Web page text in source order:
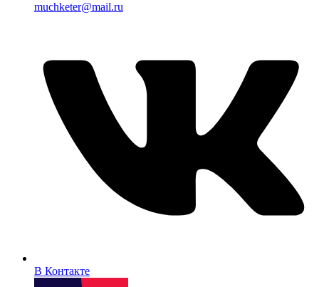
muchketer@mail.ru
В Контакте